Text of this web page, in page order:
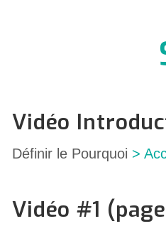
Vidéo
Définir le Pourquoi >
Vidéo #1